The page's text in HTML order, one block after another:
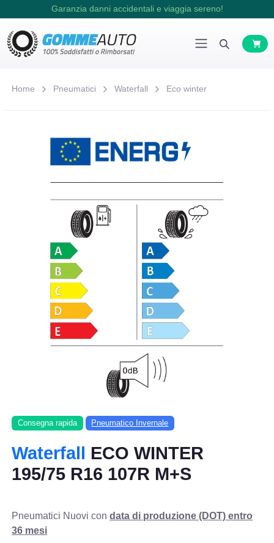
Garanzia danni accidentali e viaggia sereno!
Home Pneumatici Waterfall Eco winter
Consegna rapida Pneumatico Invernale
Waterfall ECO WINTER
195/75 R16 107R M+S
Pneumatici Nuovi condata di produzione (DOT) entro
36 mesi